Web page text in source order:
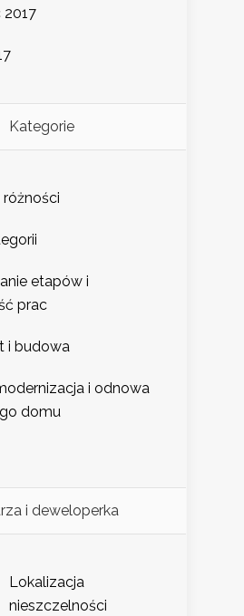
Kategorie
różności
etapów i
prac
i budowa
i odnowa
domu
i deweloperka
Lokalizacja
nieszczelności